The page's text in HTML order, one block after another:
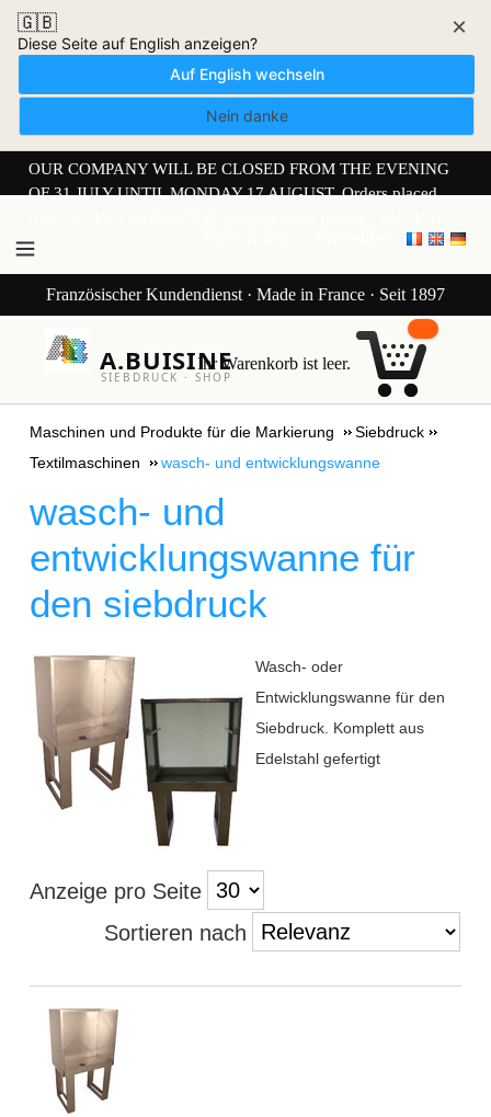
🇬🇧
Diese Seite auf English anzeigen?
Auf English wechseln
Nein danke
×
OUR COMPANY WILL BE CLOSED FROM THE EVENING
OF 31 JULY UNTIL MONDAY 17 AUGUST. Orders placed
Französischer Kundendienst · Made in France · Seit 1897
A.BUISINE
SIEBDRUCK · SHOP
Ihr Warenkorb ist leer.
Maschinen und Produkte für die Markierung
Siebdruck
Textilmaschinen
wasch- und entwicklungswanne
wasch- und
entwicklungswanne für
den siebdruck
Wasch- oder
Entwicklungswanne für den
Siebdruck. Komplett aus
Edelstahl gefertigt
Anzeige pro Seite
Sortieren nach